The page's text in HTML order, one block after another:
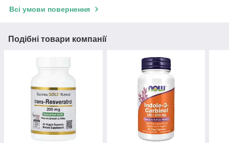
Всі умови повернення
Подібні товари компанії